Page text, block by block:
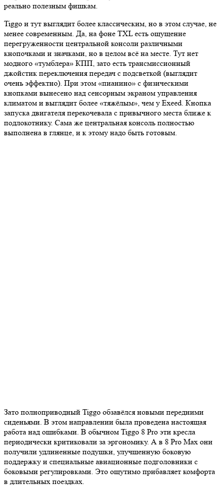
реально полезным фишкам.
Tiggo и тут выглядит более классическим, но в этом случае, не
менее современным. Да, на фоне TXL есть ощущение
перегруженности центральной консоли различными
кнопочками и значками, но в целом всё на месте. Тут нет
модного «тумблера» КПП, зато есть трансмиссионный
джойстик переключения передач с подсветкой (выглядит
очень эффектно). При этом «пианино» с физическими
кнопками вынесено над сенсорным экраном управления
климатом и выглядит более «тяжёлым», чем у Exeed. Кнопка
запуска двигателя перекочевала с привычного места ближе к
подлокотнику. Сама же центральная консоль полностью
выполнена в глянце, и к этому надо быть готовым.
Зато полноприводный Tiggo обзавёлся новыми передними
сиденьями. В этом направлении была проведена настоящая
работа над ошибками. В обычном Tiggo 8 Pro эти кресла
периодически критиковали за эргономику. А в 8 Pro Max они
получили удлиненные подушки, улучшенную боковую
поддержку и специальные авиационные подголовники с
боковыми регулировками. Это ощутимо прибавляет комфорта
в длительных поездках.